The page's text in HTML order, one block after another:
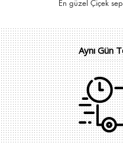
En güzel Çiçek
Aynı Gün